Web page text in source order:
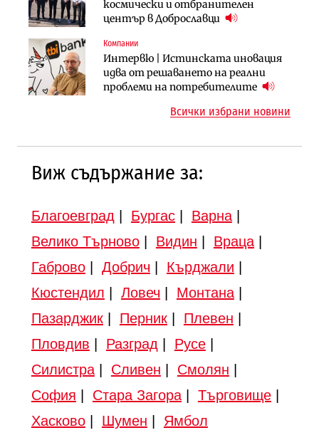
космически и отбранителен
център в Доброславци
Компании
Интервю | Истинската иновация
идва от решаването на реални
проблеми на потребителите
„Ендуросат“ ще строи огромен
космически и отбранителен
Инфраструктура
АПИ възложи промяната на
парцеларния план за
езеро става част от бъдещата
магистрала „Черно море“
Публични финанси
Регионалният министър поема „на
ръчно управление“ общинската
инвестиционна програма
Всички избрани новини
Виж съдържание за:
Благоевград Бургас| Варна|
Велико Търново| Видин Враца|
Габрово| Добрич Кърджали
Кюстендил
Ловеч Монтана|
Пазарджик| Перник| Плевен
Пловдив
Разград Русе|
Силистра| Сливен Смолян
София
Стара Загора| Търговище|
Хасково| Шумен Ямбол